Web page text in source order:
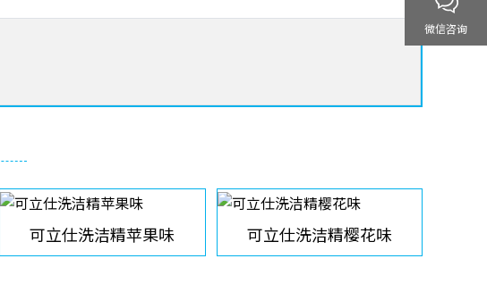
可立仕洗洁精苹果味 可立仕洗洁精樱花味
微信咨询